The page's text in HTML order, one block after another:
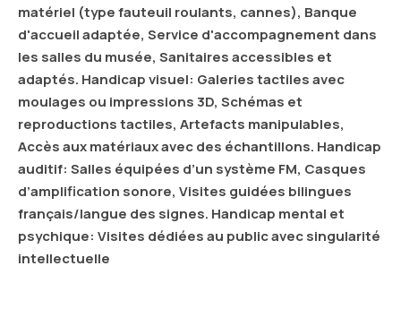
matériel (type fauteuil roulants, cannes), Banque
d'accueil adaptée, Service d'accompagnement dans
les salles du musée, Sanitaires accessibles et
adaptés. Handicap visuel: Galeries tactiles avec
moulages ou impressions 3D, Schémas et
reproductions tactiles, Artefacts manipulables,
Accès aux matériaux avec des échantillons. Handicap
auditif: Salles équipées d’un système FM, Casques
d’amplification sonore, Visites guidées bilingues
français/langue des signes. Handicap mental et
psychique: Visites dédiées au public avec singularité
intellectuelle